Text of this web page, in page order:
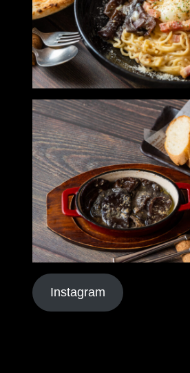
Instagram